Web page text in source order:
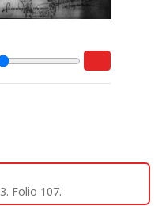
Folio 107.